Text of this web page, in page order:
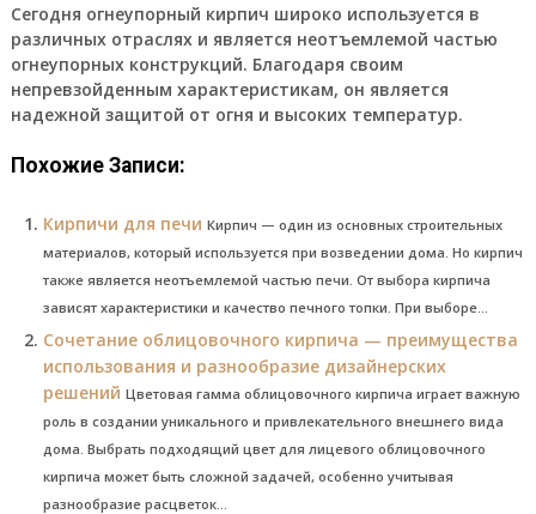
Сегодня огнеупорный кирпич широко используется в
различных отраслях и является неотъемлемой частью
огнеупорных конструкций. Благодаря своим
непревзойденным характеристикам, он является
надежной защитой от огня и высоких температур.
Похожие Записи:
Кирпичи для печи Кирпич — один из основных строительных
материалов, который используется при возведении дома. Но кирпич
также является неотъемлемой частью печи. От выбора кирпича
зависят характеристики и качество печного топки. При выборе...
Сочетание облицовочного кирпича — преимущества
использования и разнообразие дизайнерских
решений Цветовая гамма облицовочного кирпича играет важную
роль в создании уникального и привлекательного внешнего вида
дома. Выбрать подходящий цвет для лицевого облицовочного
кирпича может быть сложной задачей, особенно учитывая
разнообразие расцветок...